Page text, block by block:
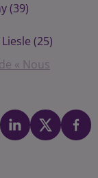
(39)
(25)
« Nous